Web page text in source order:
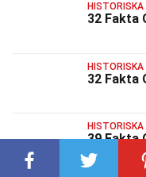
HISTORISKA
32 Fakta
HISTORISKA
32 Fakta
HISTORISKA
39 Fakta